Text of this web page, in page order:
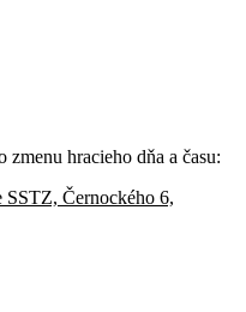
zmenu hracieho dňa a času:
SSTZ, Černockého 6,